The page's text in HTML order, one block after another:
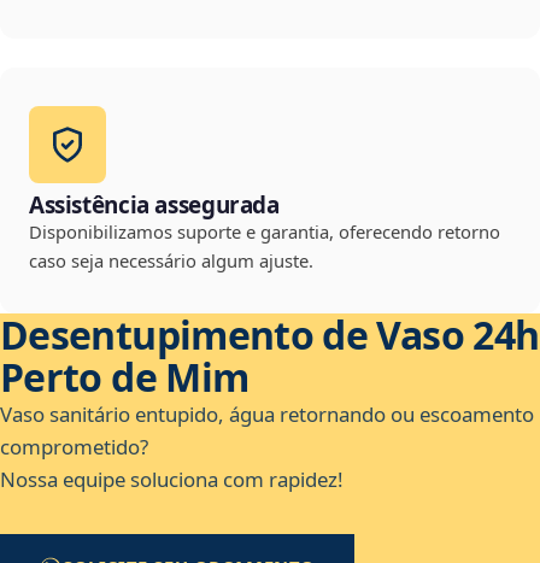
Assistência assegurada
Disponibilizamos suporte e garantia, oferecendo retorno
caso seja necessário algum ajuste.
Desentupimento de Vaso 24h
Perto de Mim
Vaso sanitário entupido, água retornando ou escoamento
comprometido?
Nossa equipe soluciona com rapidez!